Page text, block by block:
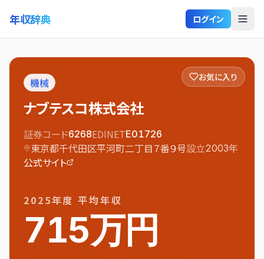
年収辞典 ログイン
お気に入り
機械
ナブテスコ株式会社
証券コード6268EDINETE01726
東京都千代田区平河町二丁目７番９号設立2003年
公式サイト
2025年度 平均年収
715万円